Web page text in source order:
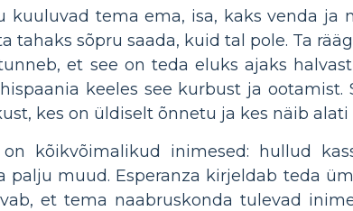
tema ema, isa, kaks venda ja
tahaks sõpru saada, kuid tal pole. Ta
et see on teda eluks ajaks
keeles see kurbust ja ootamist.
kes on üldiselt õnnetu ja kes näib
kõikvõimalikud inimesed: hullud
muud. Esperanza kirjeldab teda
et tema naabruskonda tulevad